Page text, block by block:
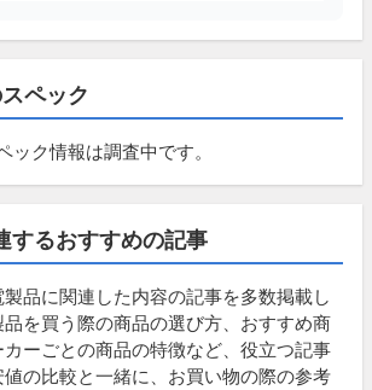
ペック
ック情報は調査中です。
するおすすめの記事
品に関連した内容の記事を多数掲載し
を買う際の商品の選び方、おすすめ商
ーごとの商品の特徴など、役立つ記事
の比較と一緒に、お買い物の際の参考